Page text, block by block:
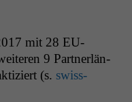
mit 28 EU-
9 Part­ner­län­
(s. swiss­